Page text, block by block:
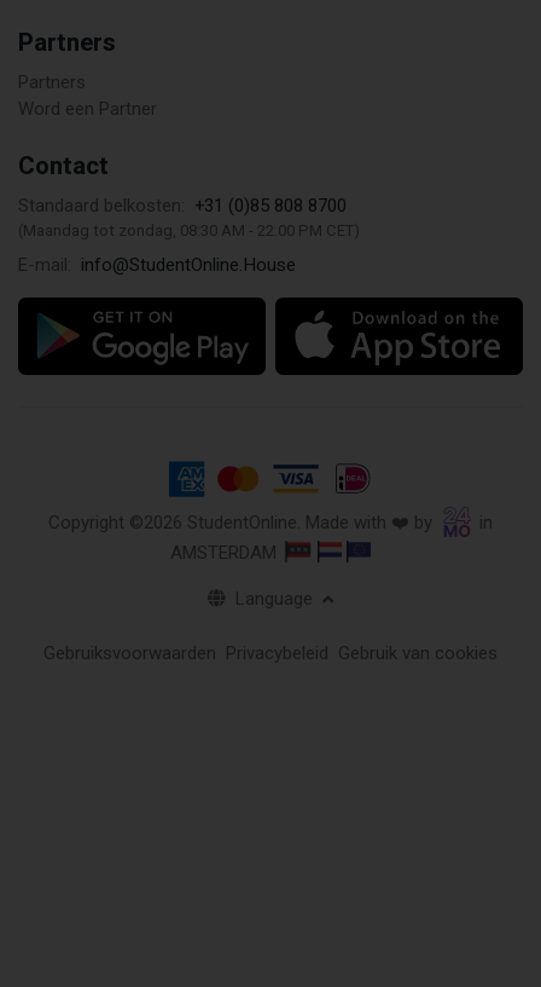
Partners
Partners
Word een Partner
Contact
Standaard belkosten: +31 (0)85 808 8700
(Maandag tot zondag, 08:30 AM - 22:00 PM CET)
E-mail: info@StudentOnline.House
Copyright ©2026 StudentOnline. Made with ❤️ by
in
AMSTERDAM
Language
Gebruiksvoorwaarden Privacybeleid Gebruik van cookies